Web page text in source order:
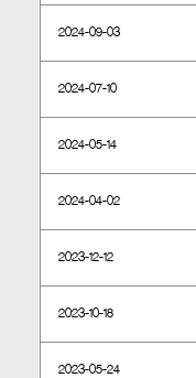
2024-09-03
2024-07-10
2024-05-14
2024-04-02
2023-12-12
2023-10-18
2023-05-24